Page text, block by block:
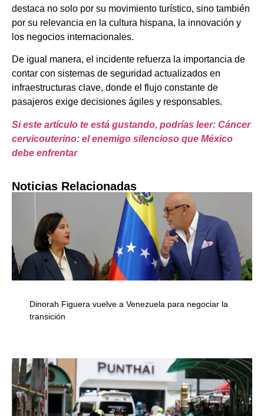
destaca no solo por su movimiento turístico, sino también
por su relevancia en la cultura hispana, la innovación y
los negocios internacionales.
De igual manera, el incidente refuerza la importancia de
contar con sistemas de seguridad actualizados en
infraestructuras clave, donde el flujo constante de
pasajeros exige decisiones ágiles y responsables.
Si este artículo te está gustando, podrías leer: Cáncer
cervicouterino: el enemigo silencioso que México
debe enfrentar
Noticias Relacionadas
Dinorah Figuera vuelve a Venezuela para negociar la
transición